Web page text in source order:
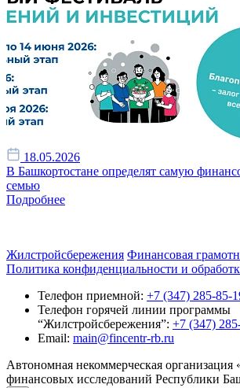
18.05.2026
В Башкортостане определят самую
семью
Подробнее
Жилстройсбережения Финансовая
Политика конфиденциальности и
Телефон приемной: +7 (347) 285-85-
Телефон горячей линии программы
“Жилстройсбережения”: +7 (347)
Email: main@fincentr-rb.ru
Автономная некоммерческая организация
финансовых исследований Республики